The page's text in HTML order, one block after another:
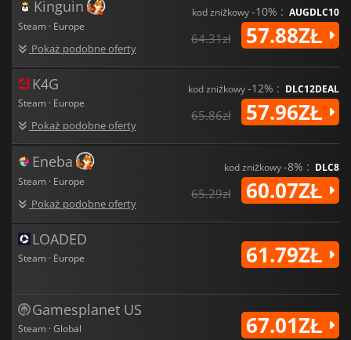
Kinguin
Steam · Europe
Pokaż podobne oferty
kod zniżkowy-10% : AUGDLC10
64.31zł 57.88ZŁ
K4G
Steam · Europe
Pokaż podobne oferty
kod zniżkowy-12% : DLC12DEAL
65.86zł 57.96ZŁ
Eneba
Steam · Europe
Pokaż podobne oferty
kod zniżkowy-8% : DLC8
65.29zł 60.07ZŁ
LOADED
Steam · Europe 61.79ZŁ
Gamesplanet US
Steam · Global 67.01ZŁ